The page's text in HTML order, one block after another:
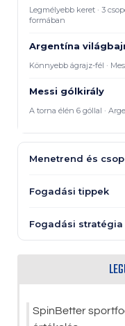
Legmélyebb keret · 3
formában
Argentína
Könnyebb ágrajz-fél ·
Messi gólkirály
A torna élén 6 góllal ·
Menetrend és
Fogadási tippek
Fogadási stratégia
SpinBetter